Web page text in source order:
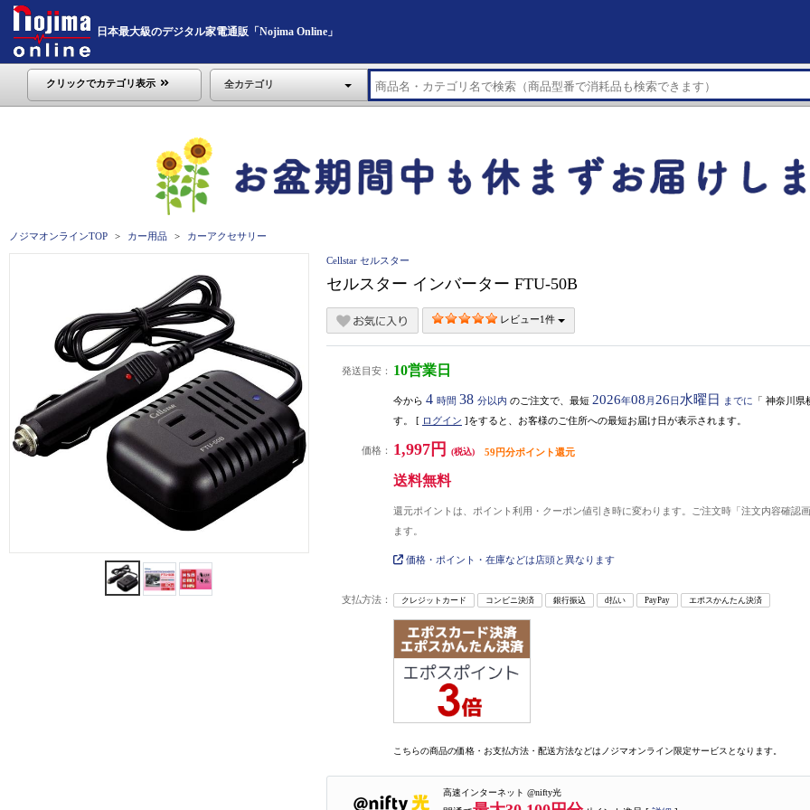
日本最大級のデジタル家電通販「Nojima Online」
クリックでカテゴリ表示 全カテゴリ
ノジマオンラインTOP カー用品 カーアクセサリー
Cellstar セルスター
セルスター インバーター FTU-50B
レビュー1件
発送目安： 10営業日
今から 4 時間 38 分以内 のご注文で、最短 2026年08 月 26日 水曜日 までに 「 神奈川県
す。 [ ログイン ]をすると、お客様のご住所への最短お届け日が表示されます。
価格： 1,997円 (税込) 59円分ポイント還元
送料無料
還元ポイントは、ポイント利用・クーポン値引き時に変わります。ご注文時「注文内容確認
ます。
価格・ポイント・在庫などは店頭と異なります
支払方法： クレジットカード コンビニ決済 銀行振込 d払い PayPay エポスかんたん決済
こちらの商品の価格・お支払方法・配送方法などはノジマオンライン限定サービスとなります。
高速インターネット @nifty光